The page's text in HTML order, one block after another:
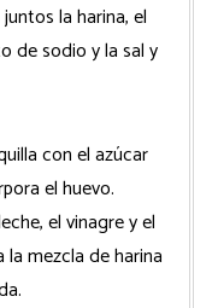
la harina, el
de sodio y la sal y
con el azúcar
el huevo.
el vinagre y el
mezcla de harina